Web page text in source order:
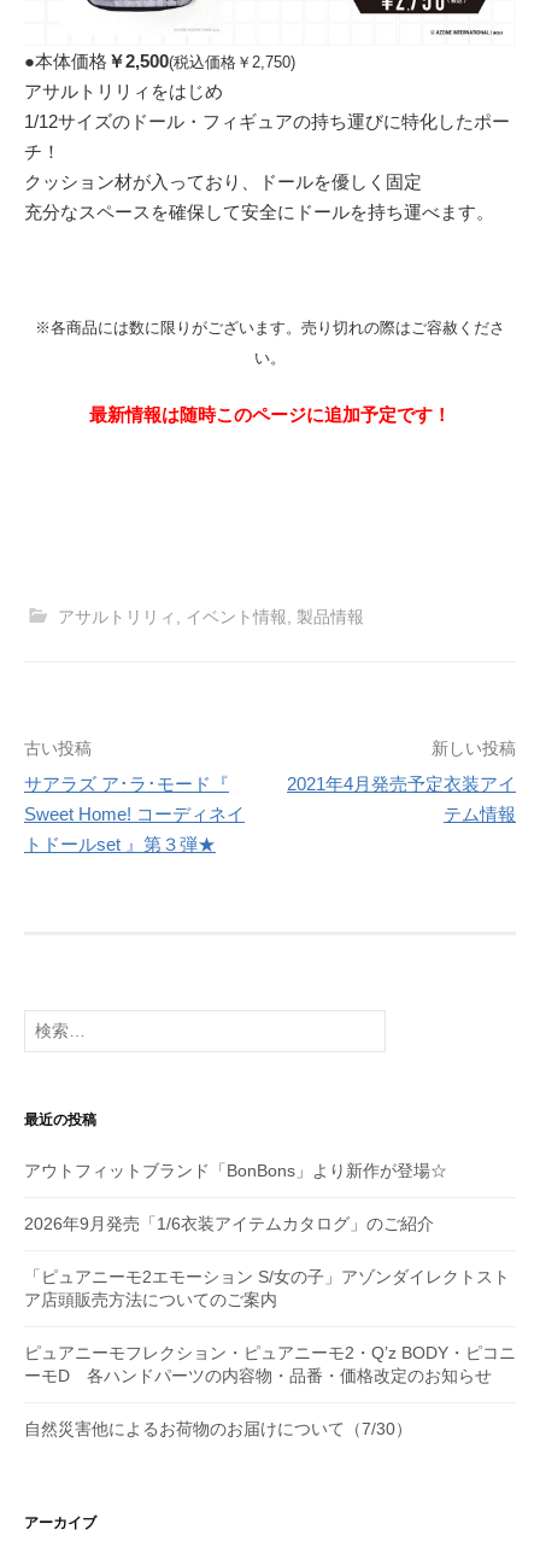
●本体価格 ￥2,500(税込価格￥2,750)
アサルトリリィをはじめ
1/12サイズのドール・フィギュアの持ち運びに特化したポー
チ！
クッション材が入っており、ドールを優しく固定
充分なスペースを確保して安全にドールを持ち運べます。
※各商品には数に限りがございます。売り切れの際はご容赦くださ
い。
最新情報は随時このページに追加予定です！
アサルトリリィ イベント情報 製品情報
投
稿
ナ
シ
ョ
ン
古い投稿
サアラズ ア･ラ･モード『
Sweet Home! コーディネイ
トドールset 』第３弾★
新しい投稿
2021年4月発売予定衣装アイ
テム情報
検
索:
最近の投稿
アウトフィットブランド「BonBons」より新作が登場☆
2026年9月発売「1/6衣装アイテムカタログ」のご紹介
「ピュアニーモ2エモーション S/女の子」アゾンダイレクトスト
ア店頭販売方法についてのご案内
ピュアニーモフレクション・ピュアニーモ2・Q’z BODY・ピコニ
ーモD 各ハンドパーツの内容物・品番・価格改定のお知らせ
自然災害他によるお荷物のお届けについて（7/30）
アーカイブ